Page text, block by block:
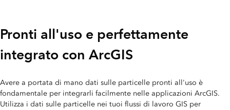
Pronti all'uso e perfettamente
integrato con ArcGIS
Avere a portata di mano dati sulle particelle pronti all'uso è
fondamentale per integrarli facilmente nelle applicazioni ArcGIS.
Utilizza i dati sulle particelle nei tuoi flussi di lavoro GIS per